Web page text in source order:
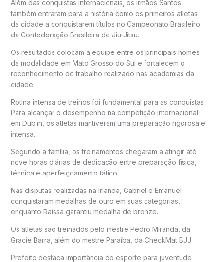
Além das conquistas internacionais, os irmãos Santos
também entraram para a história como os primeiros atletas
da cidade a conquistarem títulos no Campeonato Brasileiro
da Confederação Brasileira de Jiu-Jitsu.
Os resultados colocam a equipe entre os principais nomes
da modalidade em Mato Grosso do Sul e fortalecem o
reconhecimento do trabalho realizado nas academias da
cidade.
Rotina intensa de treinos foi fundamental para as conquistas
Para alcançar o desempenho na competição internacional
em Dublin, os atletas mantiveram uma preparação rigorosa e
intensa.
Segundo a família, os treinamentos chegaram a atingir até
nove horas diárias de dedicação entre preparação física,
técnica e aperfeiçoamento tático.
Nas disputas realizadas na Irlanda, Gabriel e Emanuel
conquistaram medalhas de ouro em suas categorias,
enquanto Raíssa garantiu medalha de bronze.
Os atletas são treinados pelo mestre Pedro Miranda , da
Gracie Barra , além do mestre Paraíba , da CheckMat BJJ.
Prefeito destaca importância do esporte para juventude